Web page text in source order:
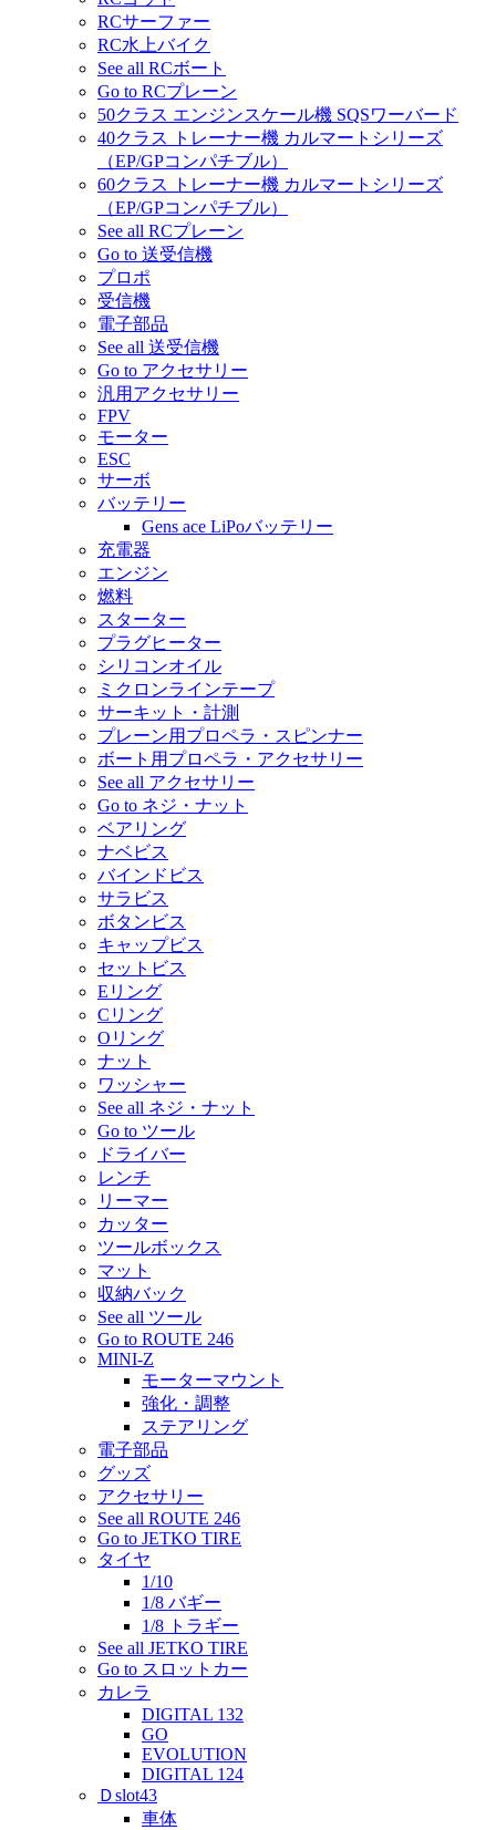
RCサーファー
RC水上バイク
See all RCボート
Go to RCプレーン
50クラス エンジンスケール機 SQSワーバード
40クラス トレーナー機 カルマートシリーズ
（EP/GPコンパチブル）
60クラス トレーナー機 カルマートシリーズ
（EP/GPコンパチブル）
See all RCプレーン
Go to 送受信機
プロポ
受信機
電子部品
See all 送受信機
Go to アクセサリー
汎用アクセサリー
FPV
モーター
ESC
サーボ
バッテリー
Gens ace LiPoバッテリー
充電器
エンジン
燃料
スターター
プラグヒーター
シリコンオイル
ミクロンラインテープ
サーキット・計測
プレーン用プロペラ・スピンナー
ボート用プロペラ・アクセサリー
See all アクセサリー
Go to ネジ・ナット
ベアリング
ナベビス
バインドビス
サラビス
ボタンビス
キャップビス
セットビス
Eリング
Cリング
Oリング
ナット
ワッシャー
See all ネジ・ナット
Go to ツール
ドライバー
レンチ
リーマー
カッター
ツールボックス
マット
収納バック
See all ツール
Go to ROUTE 246
MINI-Z
モーターマウント
強化・調整
ステアリング
電子部品
グッズ
アクセサリー
See all ROUTE 246
Go to JETKO TIRE
タイヤ
1/10
1/8 バギー
1/8 トラギー
See all JETKO TIRE
Go to スロットカー
カレラ
DIGITAL 132
GO
EVOLUTION
DIGITAL 124
Ｄslot43
車体